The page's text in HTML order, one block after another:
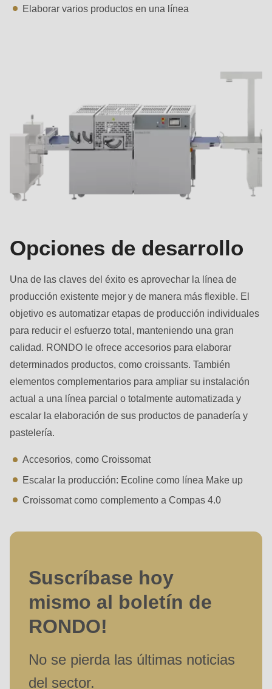
597
mb_substr():
Passing
null
to
parameter
#1
type
is
deprecated
in
Drupal\rondo_contact\ContactService-
>Drupal\rondo_contact\
{closure}
()
(line
597
of
modules/custom/rondo_contact/src/ContactService.php
Elaborar varios productos en una línea
Opciones de desarrollo
Una de las claves del éxito es aprovechar la línea de
producción existente mejor y de manera más flexible. El
objetivo es automatizar etapas de producción individuales
para reducir el esfuerzo total, manteniendo una gran
calidad. RONDO le ofrece accesorios para elaborar
determinados productos, como croissants. También
elementos complementarios para ampliar su instalación
actual a una línea parcial o totalmente automatizada y
escalar la elaboración de sus productos de panadería y
pastelería.
Accesorios, como Croissomat
Escalar la producción: Ecoline como línea Make up
Croissomat como complemento a Compas 4.0
Suscríbase hoy
mismo al boletín de
RONDO!
No se pierda las últimas noticias
del sector.